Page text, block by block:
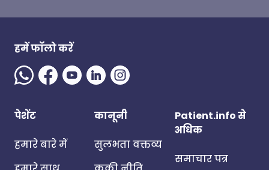
हमें फॉलो करें
पेशेंट
हमारे बारे में
कानूनी
सुलभता वक्तव्य
Patient.info से
अधिक
समाचार पत्र